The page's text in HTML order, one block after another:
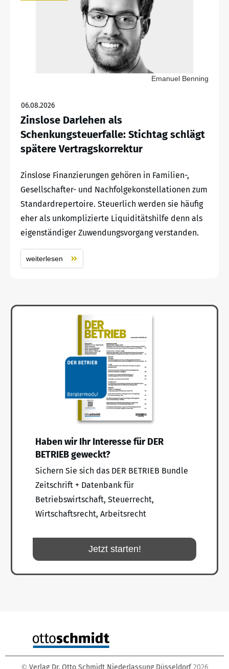
Emanuel Benning
06.08.2026
Zinslose Darlehen als
Schenkungsteuerfalle: Stichtag schlägt
spätere Vertragskorrektur
Zinslose Finanzierungen gehören in Familien-,
Gesellschafter- und Nachfolgekonstellationen zum
Standardrepertoire. Steuerlich werden sie häufig
eher als unkomplizierte Liquiditätshilfe denn als
eigenständiger Zuwendungsvorgang verstanden.
weiterlesen
Haben wir Ihr Interesse für DER
BETRIEB geweckt?
Sichern Sie sich das DER BETRIEB Bundle
Zeitschrift + Datenbank für
Betriebswirtschaft, Steuerrecht,
Wirtschaftsrecht, Arbeitsrecht
Jetzt starten!
©